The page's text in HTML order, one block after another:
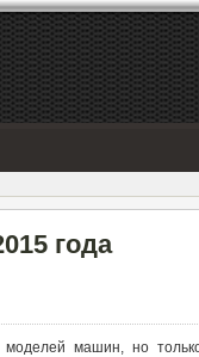
года
моделей машин, но